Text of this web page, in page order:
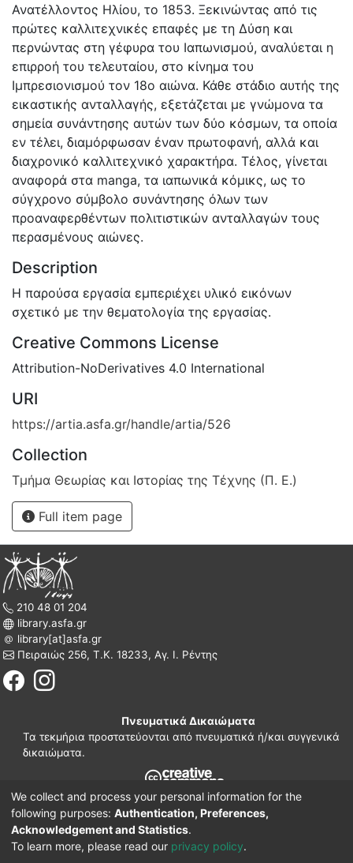
Ανατέλλοντος Ηλίου, το 1853. Ξεκινώντας από τις
πρώτες καλλιτεχνικές επαφές με τη Δύση και
περνώντας στη γέφυρα του Ιαπωνισμού, αναλύεται η
επιρροή του τελευταίου, στο κίνημα του
Ιμπρεσιονισμού τον 18ο αιώνα. Κάθε στάδιο αυτής της
εικαστικής ανταλλαγής, εξετάζεται με γνώμονα τα
σημεία συνάντησης αυτών των δύο κόσμων, τα οποία
εν τέλει, διαμόρφωσαν έναν πρωτοφανή, αλλά και
διαχρονικό καλλιτεχνικό χαρακτήρα. Τέλος, γίνεται
αναφορά στα manga, τα ιαπωνικά κόμικς, ως το
σύγχρονο σύμβολο συνάντησης όλων των
προαναφερθέντων πολιτιστικών ανταλλαγών τους
περασμένους αιώνες.
Description
Η παρούσα εργασία εμπεριέχει υλικό εικόνων
σχετικό με την θεματολογία της εργασίας.
Creative Commons License
Attribution-NoDerivatives 4.0 International
URI
https://artia.asfa.gr/handle/artia/526
Collection
Τμήμα Θεωρίας και Ιστορίας της Τέχνης (Π. Ε.)
Full item page
210 48 01 204
library.asfa.gr
library[at]asfa.gr
Πειραιώς 256, Τ.Κ. 18233, Αγ. Ι. Ρέντης
Πνευματικά Δικαιώματα
Τα τεκμήρια προστατεύονται από πνευματικά ή/και συγγενικά
δικαιώματα.
210 38 97 109
www.asfa.gr
Πατησίων 42, Τ.Κ. 10682, Αθήνα
We collect and process your personal information for the
following purposes: Authentication, Preferences,
Acknowledgement and Statistics.
To learn more, please read our privacy policy.